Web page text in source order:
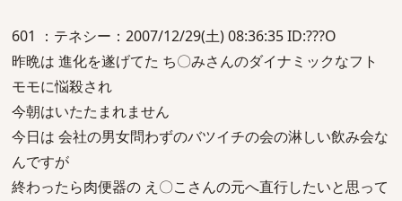
601 ：テネシー：2007/12/29(土) 08:36:35 ID:???O
昨晩は 進化を遂げてた ち〇みさんのダイナミックなフト
モモに悩殺され
今朝はいたたまれません
今日は 会社の男女問わずのバツイチの会の淋しい飲み会な
んですが
終わったら肉便器の え〇こさんの元へ直行したいと思って